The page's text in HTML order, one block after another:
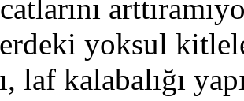
yoksul
laf kalabalığı